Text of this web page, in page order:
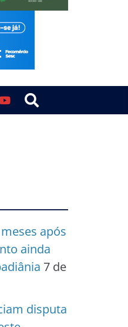
após
ainda
7 de
disputa